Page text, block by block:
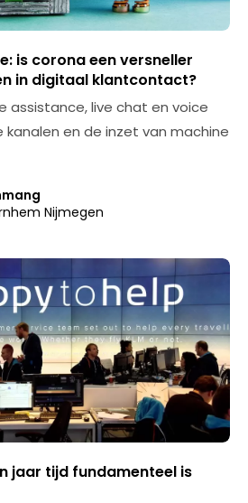
is corona een versneller
in digitaal klantcontact?
assistance, live chat en voice
kanalen en de inzet van machine
Nijmegen
jaar tijd fundamenteel is